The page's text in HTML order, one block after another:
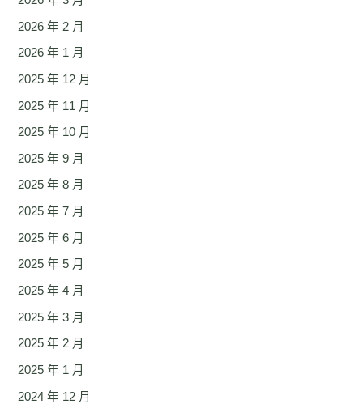
2026 年 2 月
2026 年 1 月
2025 年 12 月
2025 年 11 月
2025 年 10 月
2025 年 9 月
2025 年 8 月
2025 年 7 月
2025 年 6 月
2025 年 5 月
2025 年 4 月
2025 年 3 月
2025 年 2 月
2025 年 1 月
2024 年 12 月